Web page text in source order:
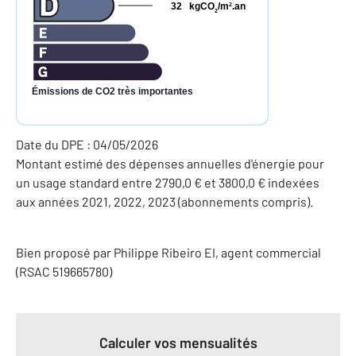
Émissions de CO2 très importantes
kgCO2/m2.an
32
Date du DPE : 04/05/2026
Montant estimé des dépenses annuelles d'énergie pour
un usage standard entre 2790,0 € et 3800,0 € indexées
aux années 2021, 2022, 2023 (abonnements compris).
Bien proposé par Philippe Ribeiro EI, agent commercial
(RSAC 519665780)
Calculer vos mensualités